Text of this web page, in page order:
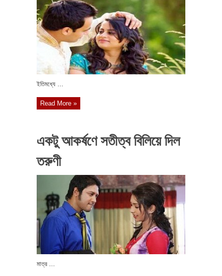
ইতিমধ্যে ...
Read More »
একটু আকর্ষণে সতীত্ব বিলিয়ে দিল
তরুণী
মাত্র ...